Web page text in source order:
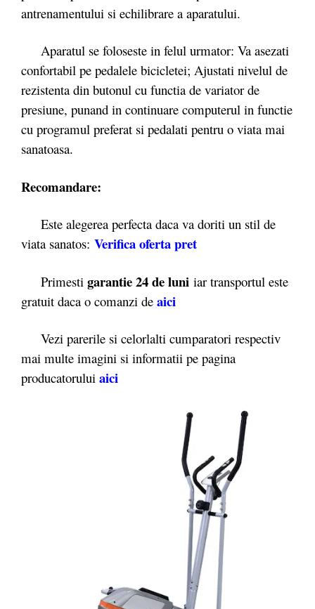
antrenamentului si echilibrare a aparatului.
Aparatul se foloseste in felul urmator: Va asezati
confortabil pe pedalele bicicletei; Ajustati nivelul de
rezistenta din butonul cu functia de variator de
presiune, punand in continuare computerul in functie
cu programul preferat si pedalati pentru o viata mai
sanatoasa.
Recomandare:
Este alegerea perfecta daca va doriti un stil de
viata sanatos: Verifica oferta pret
Primesti garantie 24 de luni iar transportul este
gratuit daca o comanzi de aici
Vezi parerile si celorlalti cumparatori respectiv
mai multe imagini si informatii pe pagina
producatorului aici